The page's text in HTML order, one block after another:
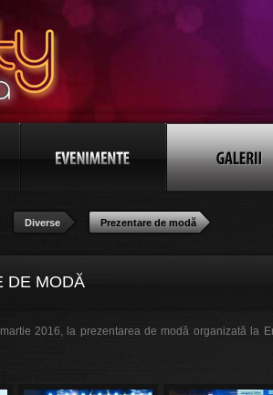
Diverse Prezentare de modă
DE MODĂ
2016, la prezentarea de modă organizată la